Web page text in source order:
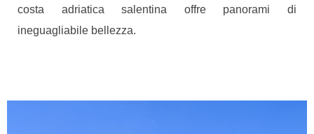
costa adriatica salentina offre panorami di
ineguagliabile bellezza.